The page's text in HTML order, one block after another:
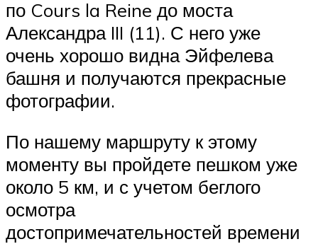
по Cours la Reine до моста
Александра III (11). С него уже
очень хорошо видна Эйфелева
башня и получаются прекрасные
фотографии.
По нашему маршруту к этому
моменту вы пройдете пешком уже
около 5 км, и с учетом беглого
осмотра
достопримечательностей времени